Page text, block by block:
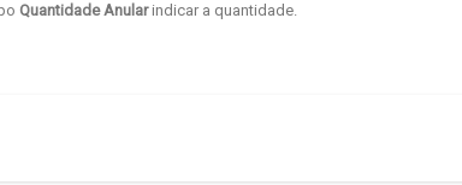
Quantidade Anularindicar a quantidade.